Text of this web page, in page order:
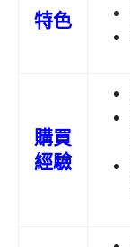
特色
購買
經驗